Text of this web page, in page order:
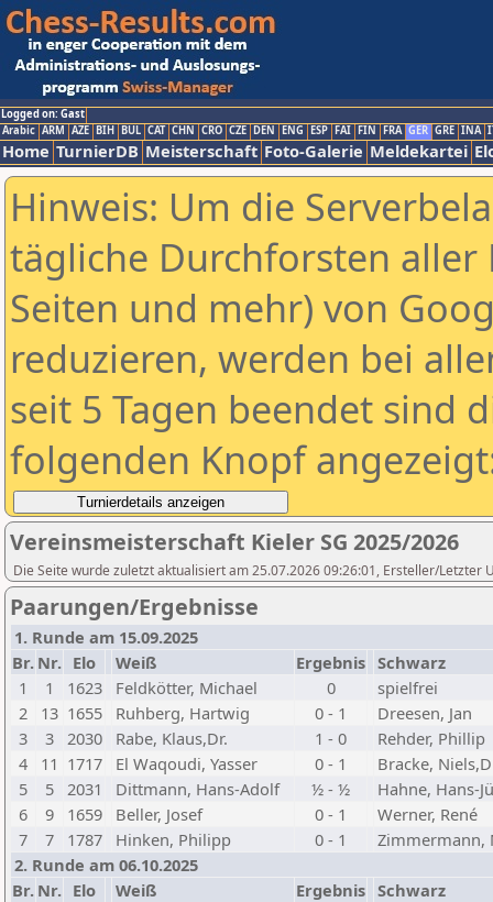
Logged on: Gast
Arabic ARM AZE BIH BUL CAT CHN CRO CZE DEN ENG ESP FAI FIN FRA GER GRE INA
Home TurnierDB Meisterschaft Foto-Galerie Meldekartei
Hinweis: Um die
tägliche Durchforsten aller
Seiten und mehr) von
reduzieren, werden bei
seit 5 Tagen beendet sind
folgenden Knopf
Vereinsmeisterschaft Kieler SG 2025/2026
Die Seite wurde zuletzt aktualisiert am 25.07.2026 09:26:01, Ersteller/Letzter
Paarungen/Ergebnisse
1. Runde am 15.09.2025
Br. Nr. Elo Weiß Ergebnis Schwarz
1
1 1623 Feldkötter, Michael 0
spielfrei
2
13 1655 Ruhberg, Hartwig 0 - 1
Dreesen, Jan
3
3 2030 Rabe, Klaus,Dr. 1 - 0
Rehder, Phillip
4
11 1717 El Waqoudi, Yasser 0 - 1
Bracke,
5
5 2031 Dittmann, Hans-Adolf ½ - ½
Hahne, Hans-
6
9 1659 Beller, Josef 0 - 1
Werner, René
7
7 1787 Hinken, Philipp 0 - 1
Zimmermann,
2. Runde am 06.10.2025
Br. Nr. Elo Weiß Ergebnis Schwarz